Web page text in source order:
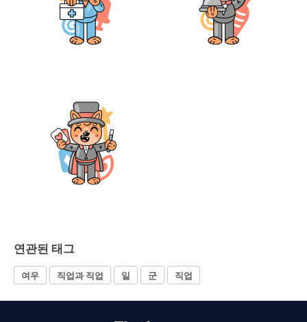
연관된 태그
여우 직업과 직업 일 군 직업